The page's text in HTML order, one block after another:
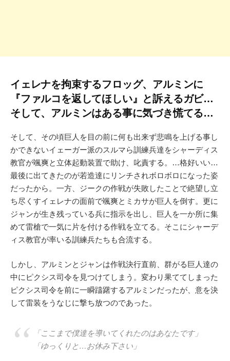
イェレナを拘束するフロッグ、アルミンに
『ファルコを返してほしい』と訴えるガビ…
そして、アルミンはある事に気づき慌てる…
そして、その頃巨人を目の前に何も出来ず悲鳴を上げる事し
かできないイェーガー派のスルマら訓練兵達をシャーディス
教官が颯爽と立体起動装置で助け、叱責する。…格好いい…
最後に出てきたのが若造達にリンチされボロボロになった姿
だったから。一方、ジークの作戦が失敗したことで絶望し立
ち尽くすイェレナの面前で颯爽とミカサが巨人を倒す。更に
ジャンが生き残っている兵に指示を出し、巨人を一か所に集
めて雷槍で一気に片を付ける作戦を立てる。そこにシャーデ
ィス教官が率いる訓練兵たちも合流する。
しかし、アルミンとジャンは作戦決行直前、群がる巨人達の
中にピクシス司令を見つけてしまう。変わり果ててしまった
ピクシス司令を前に一瞬躊躇するアルミンだったが、意を決
して雷装をうなじに撃ち放つのであった。
「ここまで僕達を導いてくれたのはあなたです」
「ゆっくりと…お休み下さい」